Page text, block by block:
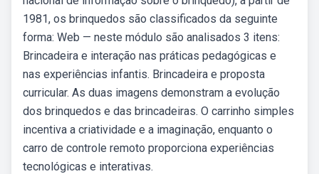
1981, os brinquedos são classificados da seguinte
forma: Web — neste módulo são analisados 3 itens:
Brincadeira e interação nas práticas pedagógicas e
nas experiências infantis. Brincadeira e proposta
curricular. As duas imagens demonstram a evolução
dos brinquedos e das brincadeiras. O carrinho simples
incentiva a criatividade e a imaginação, enquanto o
carro de controle remoto proporciona experiências
tecnológicas e interativas.